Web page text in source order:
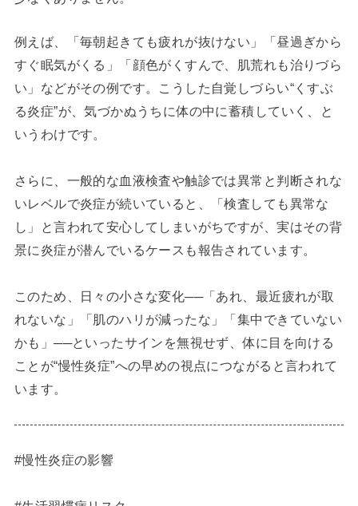
例えば、「毎朝起きても疲れが抜けない」「昼過ぎから
すぐ眠気がくる」「顔色がくすんで、肌荒れも治りづら
い」などがその例です。こうした自覚しづらい“くすぶ
る炎症”が、気づかぬうちに体の中に蓄積していく、と
いうわけです。
さらに、一般的な血液検査や触診では異常と判断されな
いレベルで炎症が続いていると、「検査しても異常な
し」と言われて安心してしまいがちですが、実はその背
景に炎症が潜んでいるケースも報告されています。
このため、日々の小さな変化──「あれ、最近疲れが取
れないな」「肌のハリが減ったな」「集中できていない
かも」──といったサインを無視せず、体に目を向ける
ことが“慢性炎症”への早めの視点につながると言われて
います。
#慢性炎症の影響